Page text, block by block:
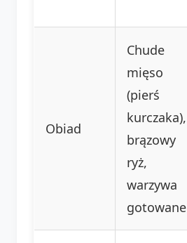
Obiad
Chude
mięso
(pierś
kurczaka),
brązowy
ryż,
warzywa
gotowane